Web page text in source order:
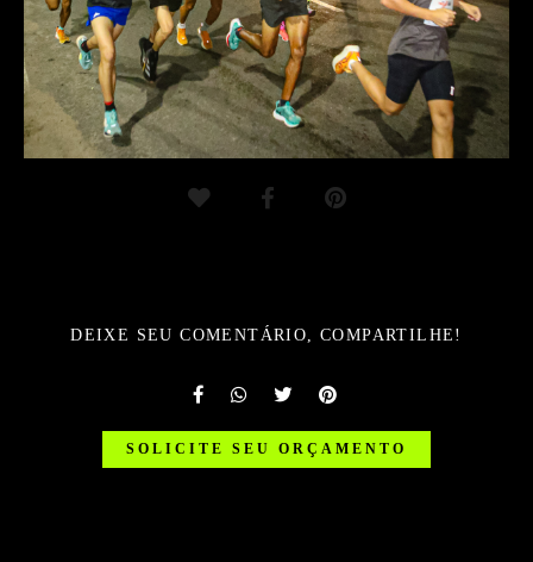
DEIXE SEU COMENTÁRIO, COMPARTILHE!
SOLICITE SEU ORÇAMENTO